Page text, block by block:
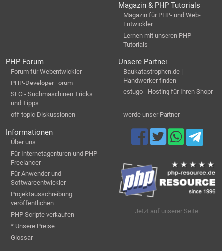
Magazin & PHP Tutorials
Magazin für PHP- und Web-
Entwickler
Lernen mit unseren PHP-
Tutorials
PHP Forum
Forum für Webentwickler
PHP-Developer Forum
SEO - Suchmaschinen Tricks
und Tipps
off-topic Diskussionen
Unsere Partner
Baukatastrophen.de |
Handwerker finden
estugo - Hosting für Ihren Shopr
werde unser Partner
Informationen
Über uns
Für Internetagenturen und PHP-
Freelancer
Für Anwender und
Softwareentwickler
Projektausschreibung
veröffentlichen
PHP Scripte verkaufen
* Unsere Preise
Glossar
Jetzt auf unserer Seite: